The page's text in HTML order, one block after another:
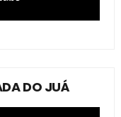
DO JUÁ